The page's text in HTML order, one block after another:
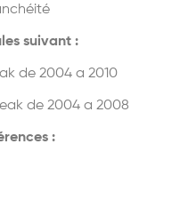
suivant :
de 2004 a 2010
de 2004 a 2008
: